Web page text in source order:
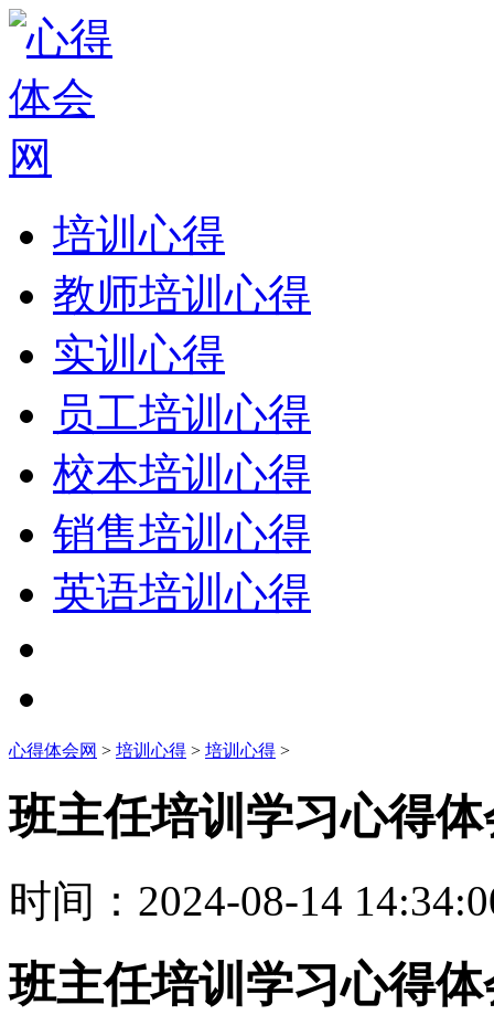
培训心得
教师培训心得
实训心得
员工培训心得
校本培训心得
销售培训心得
英语培训心得
心得体会网 > 培训心得 > 培训心得 >
班主任培训学习心得体
时间： 2024-08-14
班主任培训学习心得